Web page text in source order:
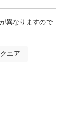
異なりますので
エア